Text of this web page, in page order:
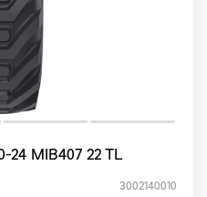
24 MIB407 22 TL
3002140010